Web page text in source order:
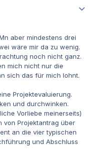
aber mindestens drei
wäre mir da zu wenig.
noch nicht ganz.
mich nicht nur die
sich das für mich lohnt.
Projektevaluierung.
und durchwinken.
Vorliebe meinerseits)
von Projektantrag über
an die vier typischen
und Abschluss